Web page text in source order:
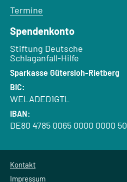
Termine
Spendenkonto
Empfänger:
Stiftung Deutsche
Schlaganfall-Hilfe
Bank:
Sparkasse Gütersloh-Rietberg
BIC:
WELADED1GTL
IBAN:
DE80 4785 0065 0000 0000 50
Kontakt
Impressum